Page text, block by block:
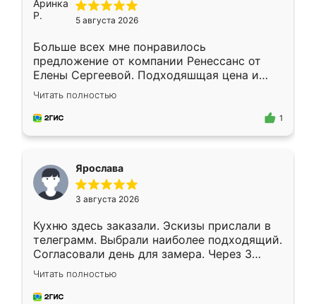
5 августа 2026
Больше всех мне понравилось
предложение от компании Ренессанс от
Елены Сергеевой. Подходяшщая цена и
короткие сроки изготовления. Приехавший
для замера сотрудник Владислав
предложил по моему эскизу самый
Читать полностью
1
Ярослава
3 августа 2026
Кухню здесь заказали. Эскизы прислали в
телеграмм. Выбрали наиболее подходящий.
Согласовали день для замера. Через 3
недели кухня была уже готова. Остались
довольны работой. Спасибо Ренессанс
мебель за качественную работу!
Читать полностью